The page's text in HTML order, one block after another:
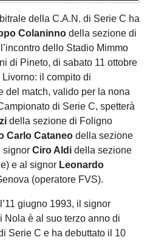
della C.A.N. di Serie C ha
Colaninno della sezione di
dello Stadio Mimmo
di Pineto, di sabato 11 ottobre
il compito di
del match, valido per la nona
di Serie C, spetterà
della sezione di Foligno
Carlo Cataneo della sezione
signor Ciro Aldi della sezione
e al signor Leonardo
(operatore FVS).
giugno 1993, il signor
è al suo terzo anno di
Serie C e ha debuttato il 10